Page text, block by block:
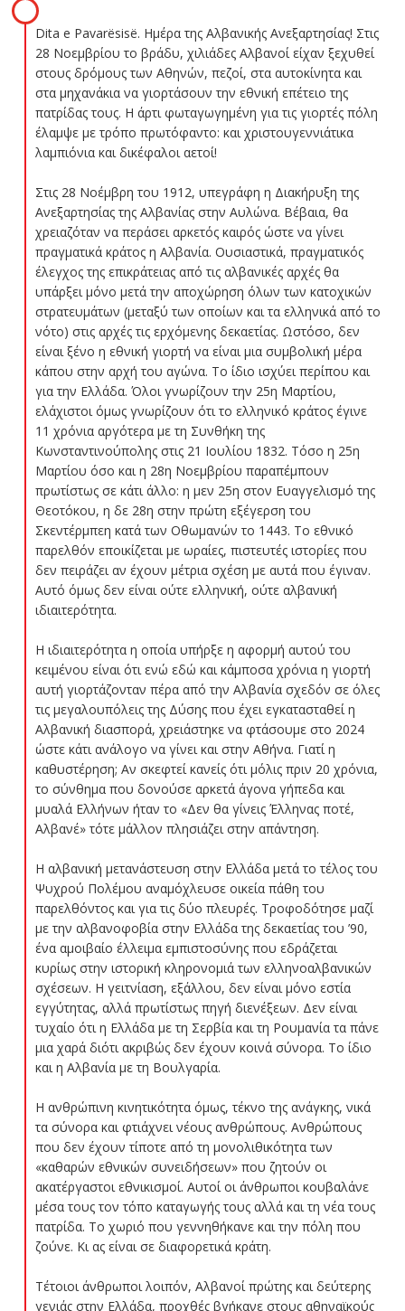
Dita e Pavarësisë. Ημέρα της Αλβανικής Ανεξαρτησίας! Στις
28 Νοεμβρίου το βράδυ, χιλιάδες Αλβανοί είχαν ξεχυθεί
στους δρόμους των Αθηνών, πεζοί, στα αυτοκίνητα και
στα μηχανάκια να γιορτάσουν την εθνική επέτειο της
πατρίδας τους. H άρτι φωταγωγημένη για τις γιορτές πόλη
έλαμψε με τρόπο πρωτόφαντο: και χριστουγεννιάτικα
λαμπιόνια και δικέφαλοι αετοί!
Στις 28 Νοέμβρη του 1912, υπεγράφη η Διακήρυξη της
Ανεξαρτησίας της Αλβανίας στην Αυλώνα. Βέβαια, θα
χρειαζόταν να περάσει αρκετός καιρός ώστε να γίνει
πραγματικά κράτος η Αλβανία. Ουσιαστικά, πραγματικός
έλεγχος της επικράτειας από τις αλβανικές αρχές θα
υπάρξει μόνο μετά την αποχώρηση όλων των κατοχικών
στρατευμάτων (μεταξύ των οποίων και τα ελληνικά από το
νότο) στις αρχές τις ερχόμενης δεκαετίας. Ωστόσο, δεν
είναι ξένο η εθνική γιορτή να είναι μια συμβολική μέρα
κάπου στην αρχή του αγώνα. Το ίδιο ισχύει περίπου και
για την Ελλάδα. Όλοι γνωρίζουν την 25η Μαρτίου,
ελάχιστοι όμως γνωρίζουν ότι το ελληνικό κράτος έγινε
11 χρόνια αργότερα με τη Συνθήκη της
Κωνσταντινούπολης στις 21 Ιουλίου 1832. Τόσο η 25η
Μαρτίου όσο και η 28η Νοεμβρίου παραπέμπουν
πρωτίστως σε κάτι άλλο: η μεν 25η στον Ευαγγελισμό της
Θεοτόκου, η δε 28η στην πρώτη εξέγερση του
Σκεντέρμπεη κατά των Οθωμανών το 1443. Το εθνικό
παρελθόν εποικίζεται με ωραίες, πιστευτές ιστορίες που
δεν πειράζει αν έχουν μέτρια σχέση με αυτά που έγιναν.
Αυτό όμως δεν είναι ούτε ελληνική, ούτε αλβανική
ιδιαιτερότητα.
Η ιδιαιτερότητα η οποία υπήρξε η αφορμή αυτού του
κειμένου είναι ότι ενώ εδώ και κάμποσα χρόνια η γιορτή
αυτή γιορτάζονταν πέρα από την Αλβανία σχεδόν σε όλες
τις μεγαλουπόλεις της Δύσης που έχει εγκατασταθεί η
Αλβανική διασπορά, χρειάστηκε να φτάσουμε στο 2024
ώστε κάτι ανάλογο να γίνει και στην Αθήνα. Γιατί η
καθυστέρηση; Αν σκεφτεί κανείς ότι μόλις πριν 20 χρόνια,
το σύνθημα που δονούσε αρκετά άγονα γήπεδα και
μυαλά Ελλήνων ήταν το «Δεν θα γίνεις Έλληνας ποτέ,
Αλβανέ» τότε μάλλον πλησιάζει στην απάντηση.
Η αλβανική μετανάστευση στην Ελλάδα μετά το τέλος του
Ψυχρού Πολέμου αναμόχλευσε οικεία πάθη του
παρελθόντος και για τις δύο πλευρές. Τροφοδότησε μαζί
με την αλβανοφοβία στην Ελλάδα της δεκαετίας του ’90,
ένα αμοιβαίο έλλειμα εμπιστοσύνης που εδράζεται
κυρίως στην ιστορική κληρονομιά των ελληνοαλβανικών
σχέσεων. Η γειτνίαση, εξάλλου, δεν είναι μόνο εστία
εγγύτητας, αλλά πρωτίστως πηγή διενέξεων. Δεν είναι
τυχαίο ότι η Ελλάδα με τη Σερβία και τη Ρουμανία τα πάνε
μια χαρά διότι ακριβώς δεν έχουν κοινά σύνορα. Το ίδιο
και η Αλβανία με τη Βουλγαρία.
Η ανθρώπινη κινητικότητα όμως, τέκνο της ανάγκης, νικά
τα σύνορα και φτιάχνει νέους ανθρώπους. Ανθρώπους
που δεν έχουν τίποτε από τη μονολιθικότητα των
«καθαρών εθνικών συνειδήσεων» που ζητούν οι
ακατέργαστοι εθνικισμοί. Αυτοί οι άνθρωποι κουβαλάνε
μέσα τους τον τόπο καταγωγής τους αλλά και τη νέα τους
πατρίδα. Το χωριό που γεννηθήκανε και την πόλη που
ζούνε. Κι ας είναι σε διαφορετικά κράτη.
Τέτοιοι άνθρωποι λοιπόν, Αλβανοί πρώτης και δεύτερης
γενιάς στην Ελλάδα, προχθές βγήκανε στους αθηναϊκούς